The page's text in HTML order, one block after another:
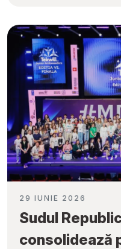
29 IUNIE 2026
Sudul
consolidează